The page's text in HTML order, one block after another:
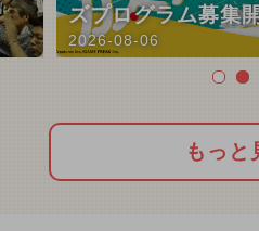
ズプログラム募集
2026-08-06
もっと